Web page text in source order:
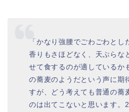
「かなり強腰でごわごわとし
香りもさほどなく、天ぷらな
せて食するのが適しているか
の蕎麦のようだという声に期
すが、どう考えても普通の蕎
のは出てこないと思います。